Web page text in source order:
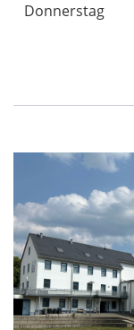
Donnerstag